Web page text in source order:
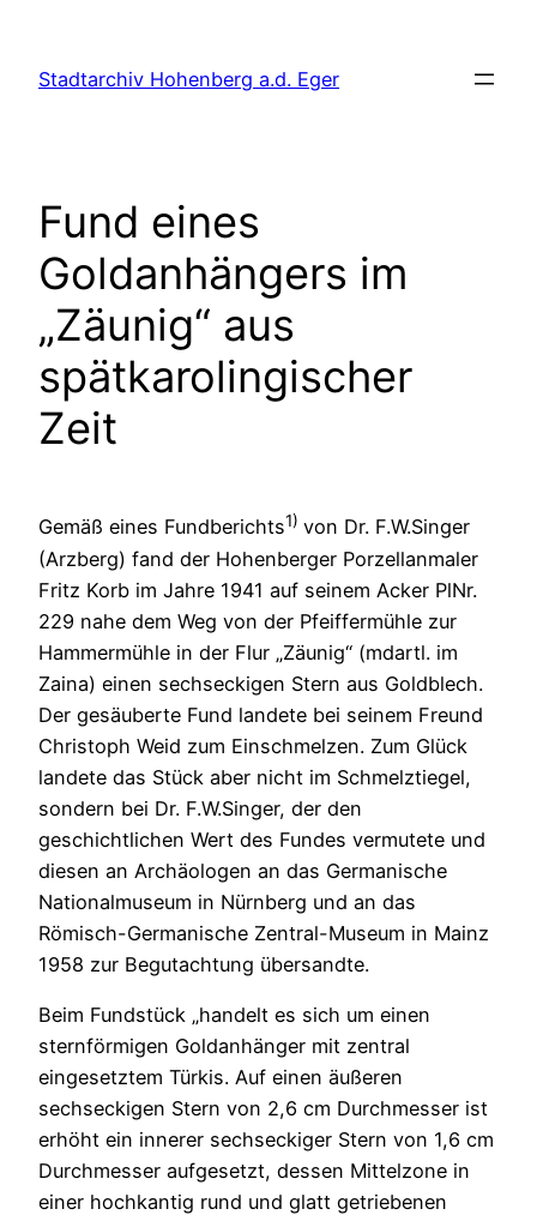
springen
Stadtarchiv Hohenberg a.d. Eger
Fund eines
Goldanhängers im
„Zäunig“ aus
spätkarolingischer
Zeit
Gemäß eines Fundberichts1) von Dr. F.W.Singer
(Arzberg) fand der Hohenberger Porzellanmaler
Fritz Korb im Jahre 1941 auf seinem Acker PlNr.
229 nahe dem Weg von der Pfeiffermühle zur
Hammermühle in der Flur „Zäunig“ (mdartl. im
Zaina) einen sechseckigen Stern aus Goldblech.
Der gesäuberte Fund landete bei seinem Freund
Christoph Weid zum Einschmelzen. Zum Glück
landete das Stück aber nicht im Schmelztiegel,
sondern bei Dr. F.W.Singer, der den
geschichtlichen Wert des Fundes vermutete und
diesen an Archäologen an das Germanische
Nationalmuseum in Nürnberg und an das
Römisch-Germanische Zentral-Museum in Mainz
1958 zur Begutachtung übersandte.
Beim Fundstück „handelt es sich um einen
sternförmigen Goldanhänger mit zentral
eingesetztem Türkis. Auf einen äußeren
sechseckigen Stern von 2,6 cm Durchmesser ist
erhöht ein innerer sechseckiger Stern von 1,6 cm
Durchmesser aufgesetzt, dessen Mittelzone in
einer hochkantig rund und glatt getriebenen